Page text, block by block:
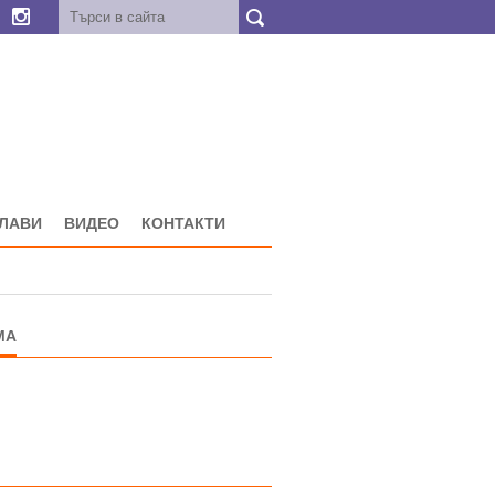
ВИДЕО КОНТАКТИ